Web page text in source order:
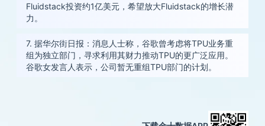
Fluidstack投资约1亿美元，希望放大Fluidstack的增长潜
力。
7. 据华尔街日报：消息人士称，谷歌曾考虑将TPU业务重
组为独立部门，寻求利用其财力推动TPU的更广泛应用。
谷歌女发言人表示，公司暂无重组TPU部门的计划。